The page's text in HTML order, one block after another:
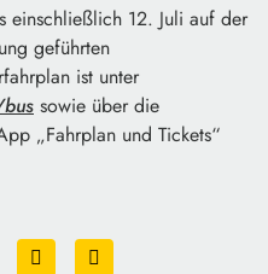
einschließlich 12. Juli auf der
geführten
ist unter
sowie über die
„Fahrplan und Tickets“